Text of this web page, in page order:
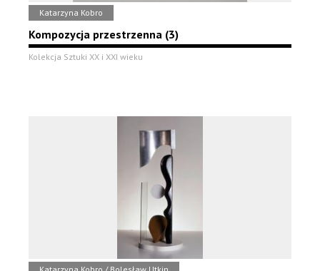
Katarzyna Kobro
Kompozycja przestrzenna (3)
Kolekcja Sztuki XX i XXI wieku